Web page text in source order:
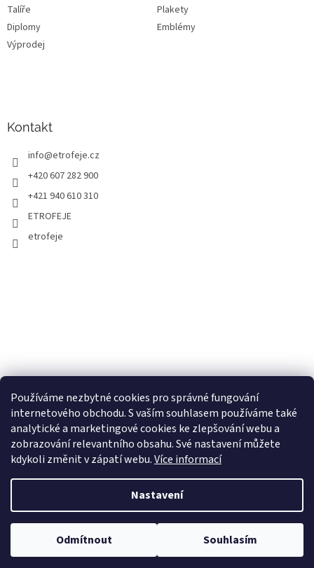
Používáme nezbytné cookies pro správné fungování
internetového obchodu. S vaším souhlasem používáme také
analytické a marketingové cookies ke zlepšování webu a
zobrazování relevantního obsahu. Své nastavení můžete
kdykoli změnit v zápatí webu.Více informací
Nastavení
Odmítnout Souhlasím
Talíře
Plakety
Diplomy
Emblémy
Výprodej
Kontakt
info@etrofeje.cz
+420 607 282 900
+421 940 610 310
ETROFEJE
etrofeje
Copyright 2026ETROFEJE.cz. Všechna práva vyhrazena.Upravit